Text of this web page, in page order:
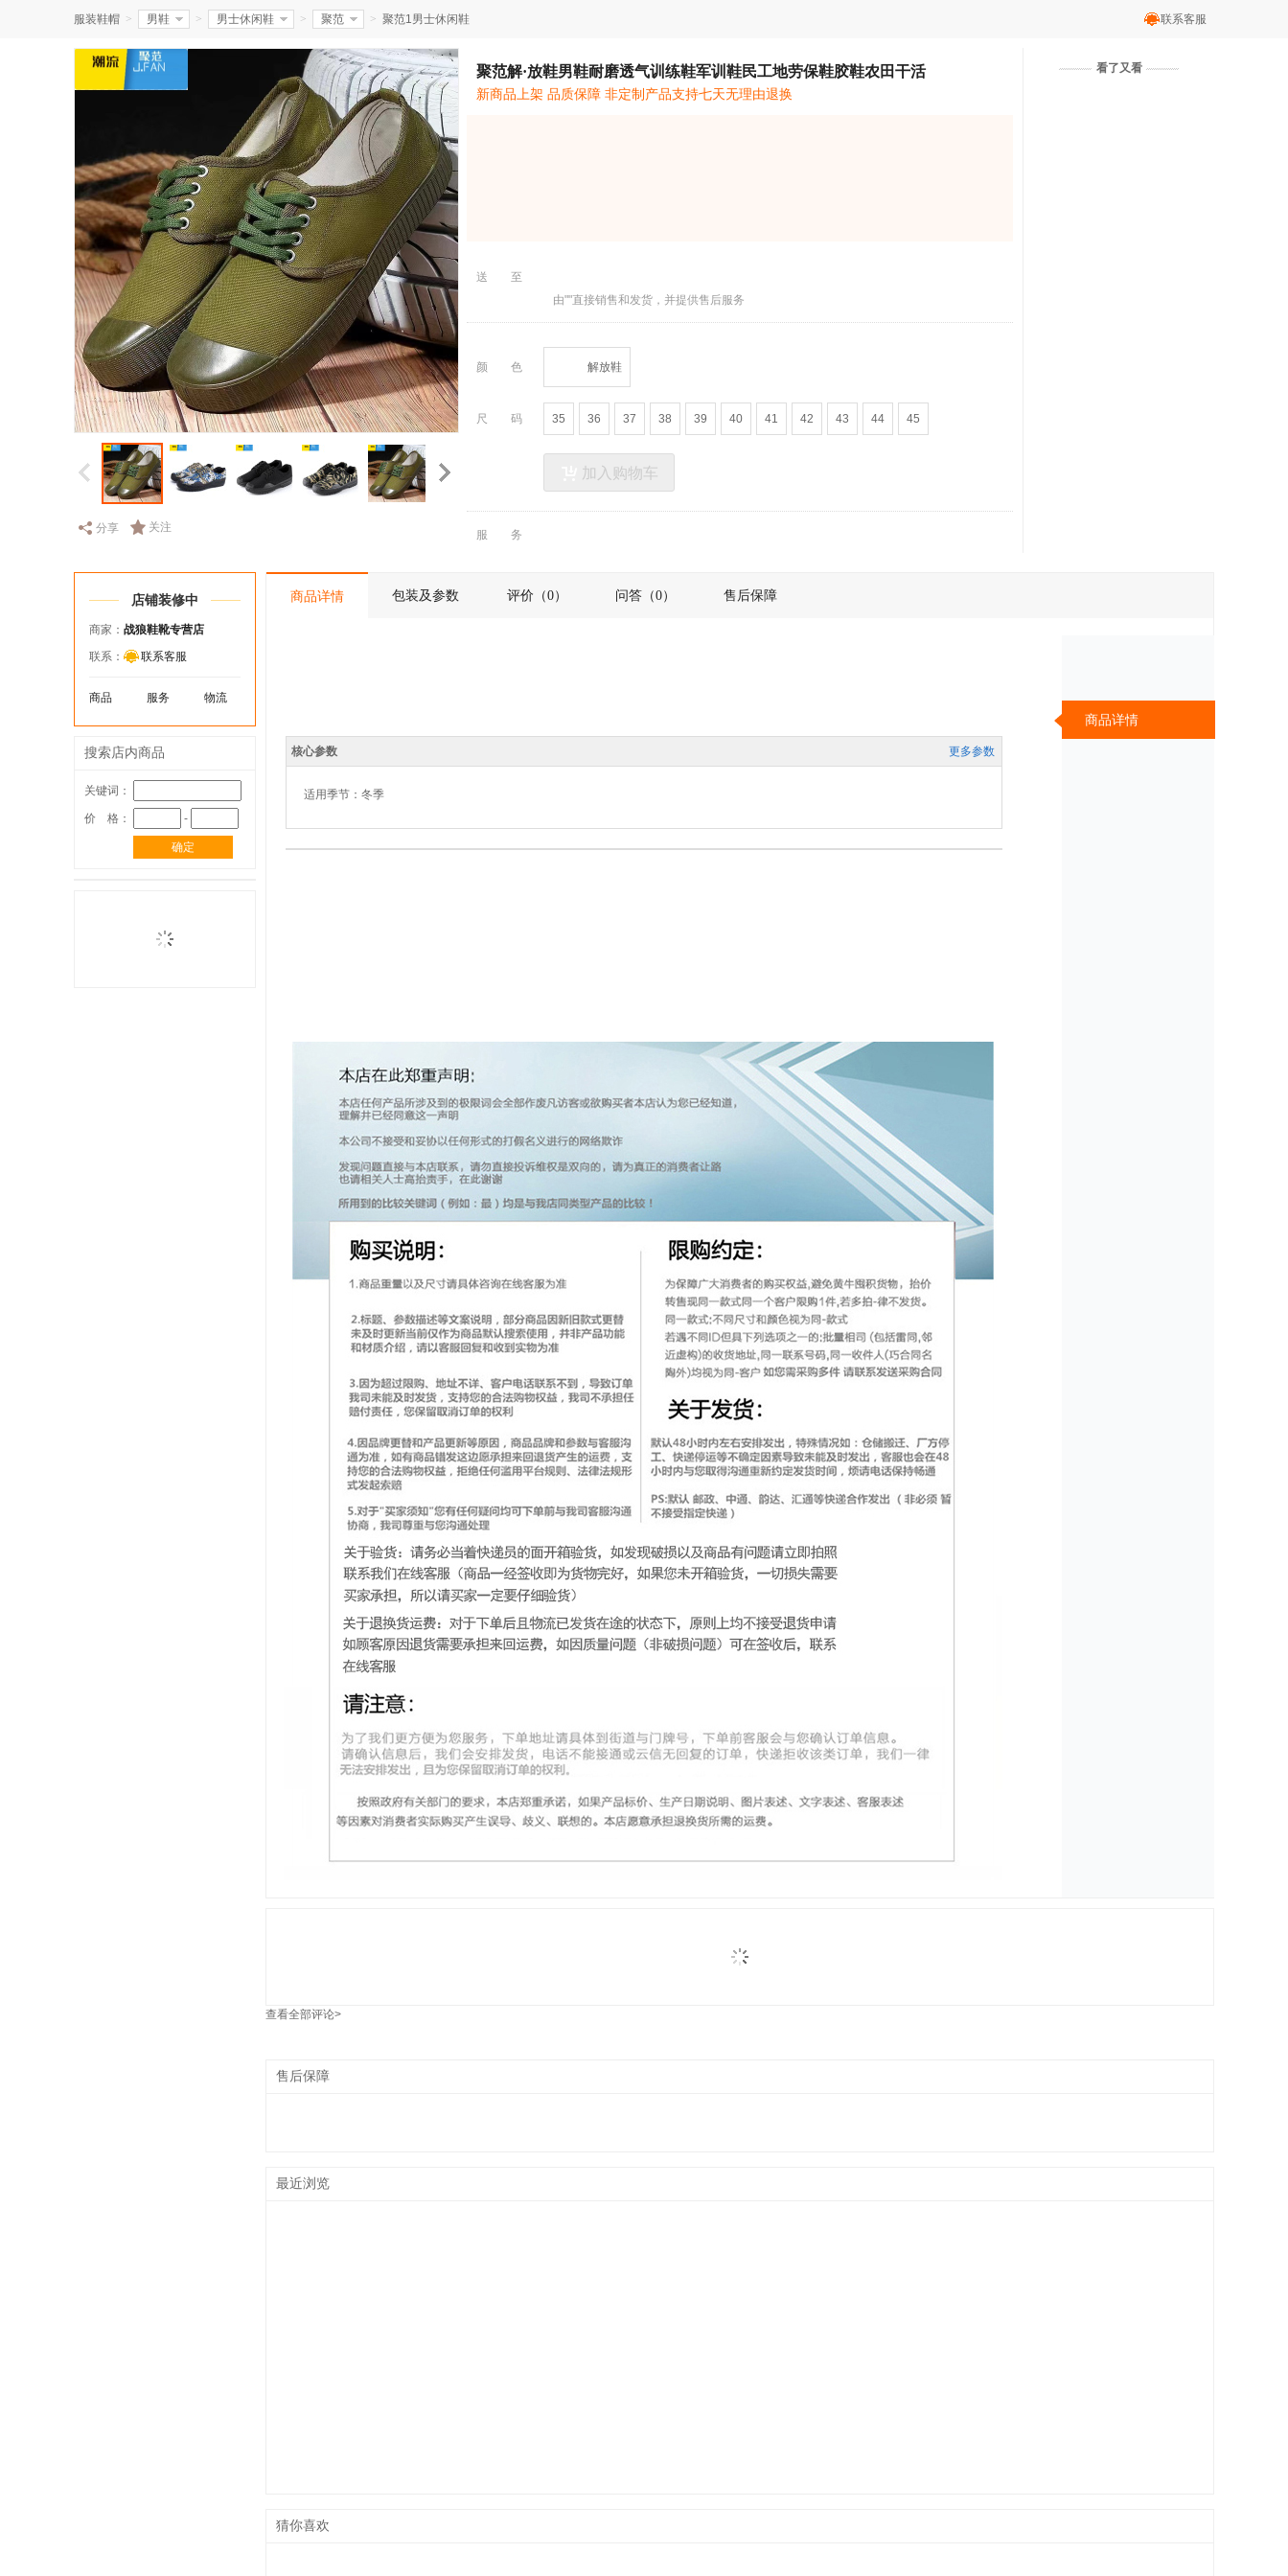
服装鞋帽 > 男鞋 > 男士休闲鞋 > 聚范 > 聚范1男士休闲鞋 联系客服
分享 关注
聚范解·放鞋男鞋耐磨透气训练鞋军训鞋民工地劳保鞋胶鞋农田干活
新商品上架 品质保障 非定制产品支持七天无理由退换
送至
由""直接销售和发货，并提供售后服务
颜色 解放鞋
尺码 35 36 37 38 39 40 41 42 43 44 45
加入购物车
服务
看了又看
店铺装修中
商家： 战狼鞋靴专营店
联系：
联系客服
商品 服务 物流
搜索店内商品
关键词：
价 格： -
确定
商品详情 包装及参数 评价（0） 问答（0） 售后保障
核心参数 更多参数
适用季节：冬季
商品详情
查看全部评论>
售后保障
最近浏览
猜你喜欢